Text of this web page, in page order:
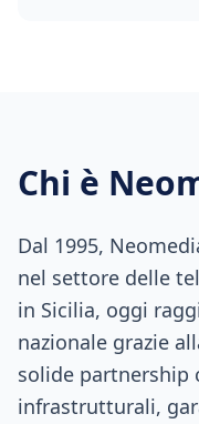
Chi è
Dal 1995,
nel settore delle
in Sicilia, oggi
nazionale grazie
solide partnership
infrastrutturali,